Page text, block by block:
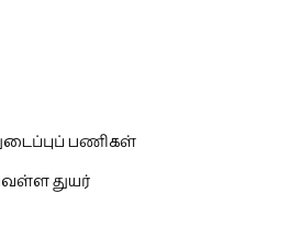
பணிகள்
துயர்